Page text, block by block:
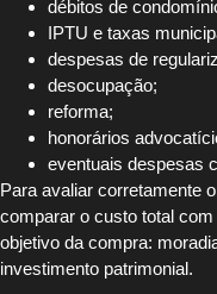
débitos de
IPTU e taxas
despesas de
desocupação;
reforma;
honorários
eventuais despesas
Para avaliar corretamente
comparar o custo total
objetivo da compra:
investimento patrimonial.